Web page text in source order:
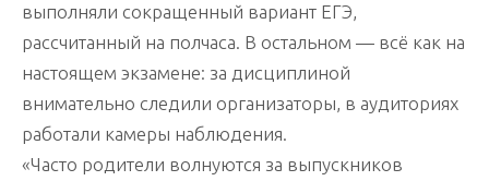
выполняли сокращенный вариант ЕГЭ,
рассчитанный на полчаса. В остальном — всё как на
настоящем экзамене: за дисциплиной
внимательно следили организаторы, в аудиториях
работали камеры наблюдения.
«Часто родители волнуются за выпускников